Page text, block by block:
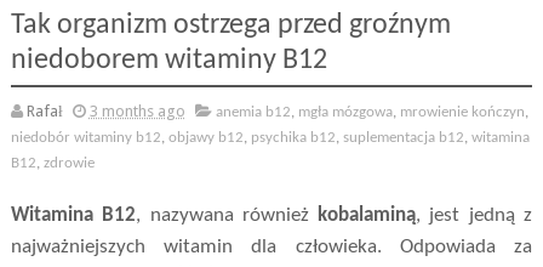
Tak organizm ostrzega przed groźnym
niedoborem witaminy B12
Rafał 3 months ago anemia b12, mgła mózgowa, mrowienie kończyn,
niedobór witaminy b12, objawy b12, psychika b12, suplementacja b12, witamina
B12, zdrowie
Witamina B12, nazywana również kobalaminą, jest jedną z
najważniejszych witamin dla człowieka. Odpowiada za